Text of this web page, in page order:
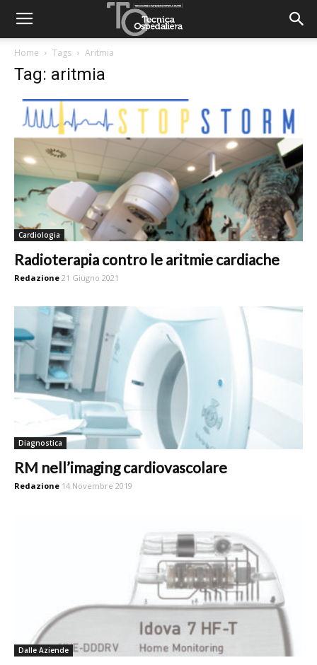
Home Tags Aritmia
Tag: aritmia
Cardiologia
Radioterapia contro le aritmie cardiache
Redazione 21 Giugno 2021
Diagnostica
RM nell’imaging cardiovascolare
Redazione 14 Novembre 2019
Dalle Aziende